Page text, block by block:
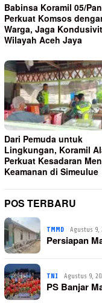
Babinsa Koramil 05/
Perkuat Komsos
Warga, Jaga
Wilayah Aceh Jaya
Dari Pemuda untuk
Lingkungan, Koramil
Perkuat Kesadaran
Keamanan di Simeulue
POS TERBARU
TMMD Agustus 9,
Persiapan
TNI Agustus 9,
PS Banjar